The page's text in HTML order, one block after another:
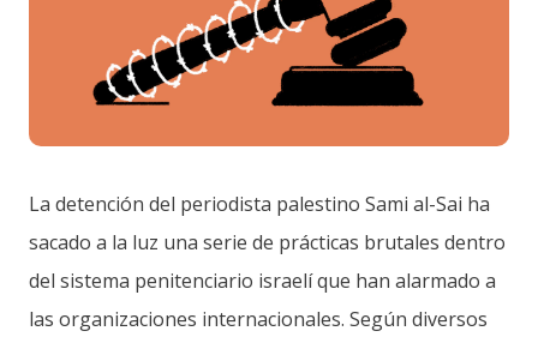
La detención del periodista palestino Sami al-Sai ha
sacado a la luz una serie de prácticas brutales dentro
del sistema penitenciario israelí que han alarmado a
las organizaciones internacionales. Según diversos